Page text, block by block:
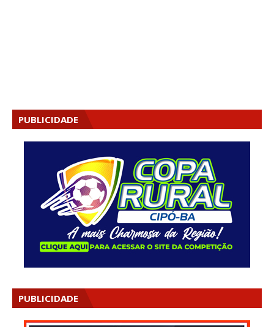
PUBLICIDADE
PUBLICIDADE